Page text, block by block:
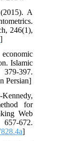
A
246(1),
Islamic
379-397.
Persian]
Kennedy,
for
Web
672.